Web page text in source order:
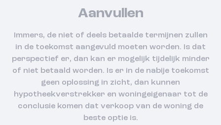
Aanvullen
Immers, de niet of deels betaalde termijnen zullen
in de toekomst aangevuld moeten worden. Is dat
perspectief er, dan kan er mogelijk tijdelijk minder
of niet betaald worden. Is er in de nabije toekomst
geen oplossing in zicht, dan kunnen
hypotheekverstrekker en woningeigenaar tot de
conclusie komen dat verkoop van de woning de
beste optie is.